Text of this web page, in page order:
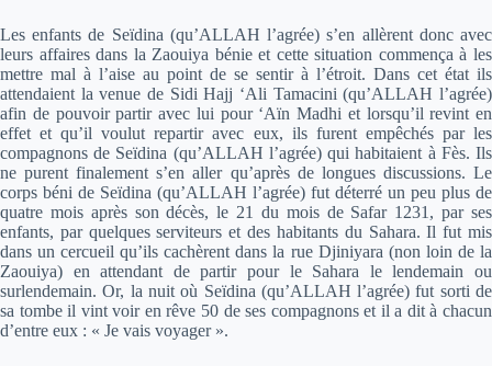
Les enfants de Seïdina (qu’ALLAH l’agrée) s’en allèrent donc avec
leurs affaires dans la Zaouiya bénie et cette situation commença à les
mettre mal à l’aise au point de se sentir à l’étroit. Dans cet état ils
attendaient la venue de Sidi Hajj ‘Ali Tamacini (qu’ALLAH l’agrée)
afin de pouvoir partir avec lui pour ‘Aïn Madhi et lorsqu’il revint en
effet et qu’il voulut repartir avec eux, ils furent empêchés par les
compagnons de Seïdina (qu’ALLAH l’agrée) qui habitaient à Fès. Ils
ne purent finalement s’en aller qu’après de longues discussions. Le
corps béni de Seïdina (qu’ALLAH l’agrée) fut déterré un peu plus de
quatre mois après son décès, le 21 du mois de Safar 1231, par ses
enfants, par quelques serviteurs et des habitants du Sahara. Il fut mis
dans un cercueil qu’ils cachèrent dans la rue Djiniyara (non loin de la
Zaouiya) en attendant de partir pour le Sahara le lendemain ou
surlendemain. Or, la nuit où Seïdina (qu’ALLAH l’agrée) fut sorti de
sa tombe il vint voir en rêve 50 de ses compagnons et il a dit à chacun
d’entre eux : « Je vais voyager ».